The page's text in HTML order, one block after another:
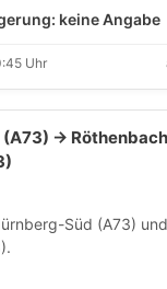
keine Angabe
Uhr
→
Süd (A73)